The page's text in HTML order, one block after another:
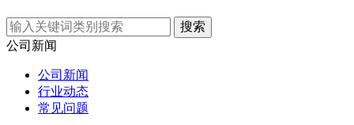
公司新闻
公司新闻
行业动态
常见问题